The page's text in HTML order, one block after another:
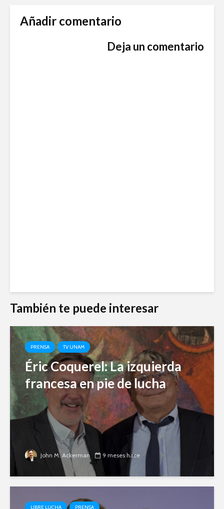
Añadir comentario
Deja un comentario
También te puede interesar
PRENSA TV UNAM
Éric Coquerel: La izquierda
francesa en pie de lucha
John M. Ackerman 9 meses hace
LIBRE LUCHA PRENSA